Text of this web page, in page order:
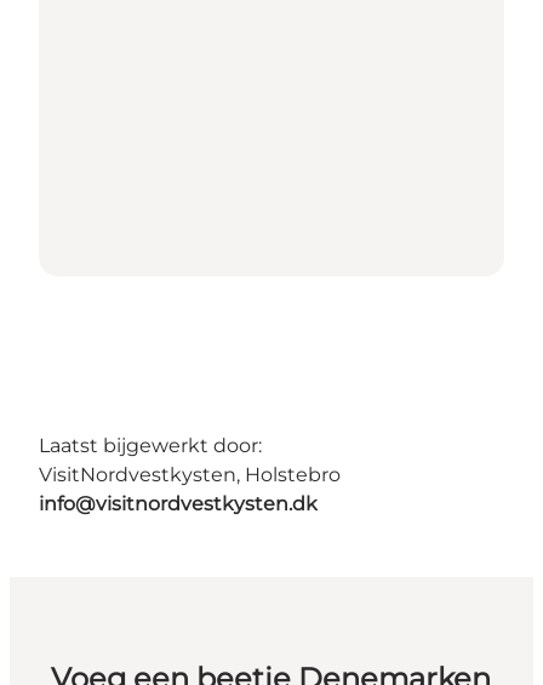
Laatst bijgewerkt door:
VisitNordvestkysten, Holstebro
info@visitnordvestkysten.dk